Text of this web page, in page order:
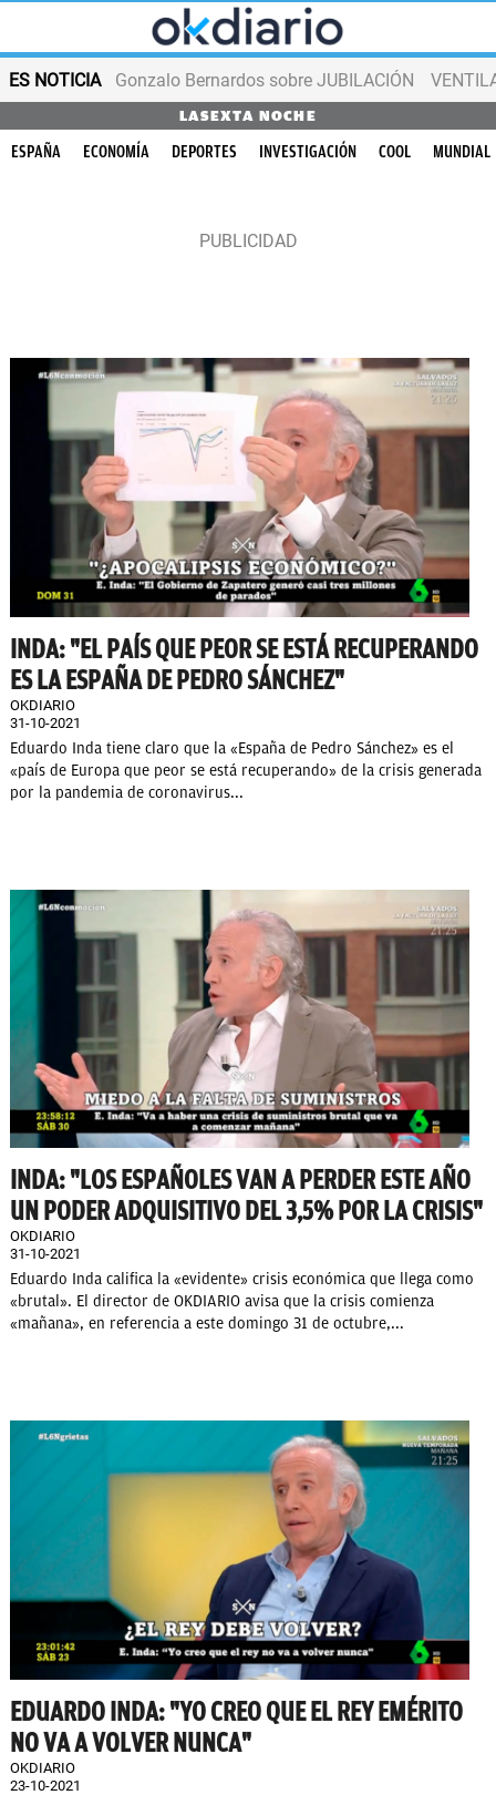
ES NOTICIA Gonzalo Bernardos sobre JUBILACIÓN
LASEXTA NOCHE
ESPAÑA ECONOMÍA DEPORTES INVESTIGACIÓN COOL MUNDIAL
INDA: "EL PAÍS QUE PEOR SE ESTÁ RECUPERANDO
ES LA ESPAÑA DE PEDRO SÁNCHEZ"
OKDIARIO
31-10-2021
Eduardo Inda tiene claro que la «España de Pedro Sánchez» es el
«país de Europa que peor se está recuperando» de la crisis generada
por la pandemia de coronavirus...
INDA: "LOS ESPAÑOLES VAN A PERDER ESTE AÑO
UN PODER ADQUISITIVO DEL 3,5% POR LA CRISIS"
OKDIARIO
31-10-2021
Eduardo Inda califica la «evidente» crisis económica que llega como
«brutal». El director de OKDIARIO avisa que la crisis comienza
«mañana», en referencia a este domingo 31 de octubre,...
EDUARDO INDA: "YO CREO QUE EL REY EMÉRITO
NO VA A VOLVER NUNCA"
OKDIARIO
23-10-2021